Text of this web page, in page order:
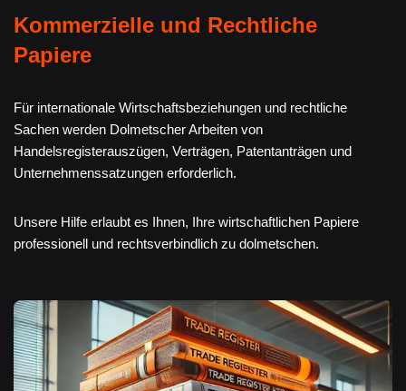
Kommerzielle und Rechtliche
Papiere
Für internationale Wirtschaftsbeziehungen und rechtliche
Sachen werden Dolmetscher Arbeiten von
Handelsregisterauszügen, Verträgen, Patentanträgen und
Unternehmenssatzungen erforderlich.
Unsere Hilfe erlaubt es Ihnen, Ihre wirtschaftlichen Papiere
professionell und rechtsverbindlich zu dolmetschen.